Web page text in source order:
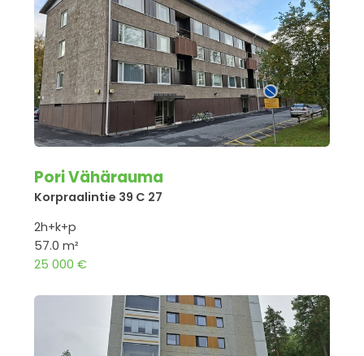
Pori Vähärauma
Korpraalintie 39 C 27
2h+k+p
57.0 m²
25 000 €